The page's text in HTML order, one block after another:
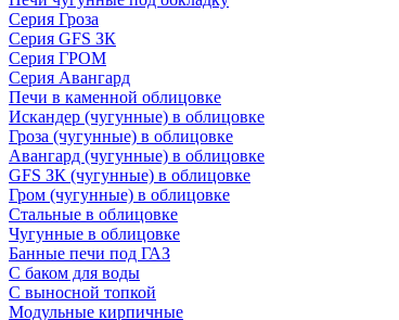
Серия Гроза
Серия GFS ЗК
Серия ГРОМ
Серия Авангард
Печи в каменной облицовке
Искандер (чугунные) в облицовке
Гроза (чугунные) в облицовке
Авангард (чугунные) в облицовке
GFS ЗК (чугунные) в облицовке
Гром (чугунные) в облицовке
Стальные в облицовке
Чугунные в облицовке
Банные печи под ГАЗ
С баком для воды
С выносной топкой
Модульные кирпичные